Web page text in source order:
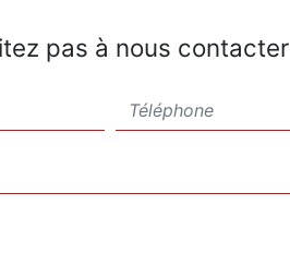
pas à nous contacter